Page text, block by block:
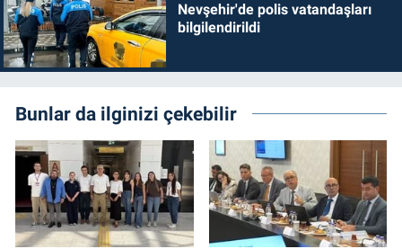
Nevşehir'de polis vatandaşları
bilgilendirildi
Bunlar da ilginizi çekebilir